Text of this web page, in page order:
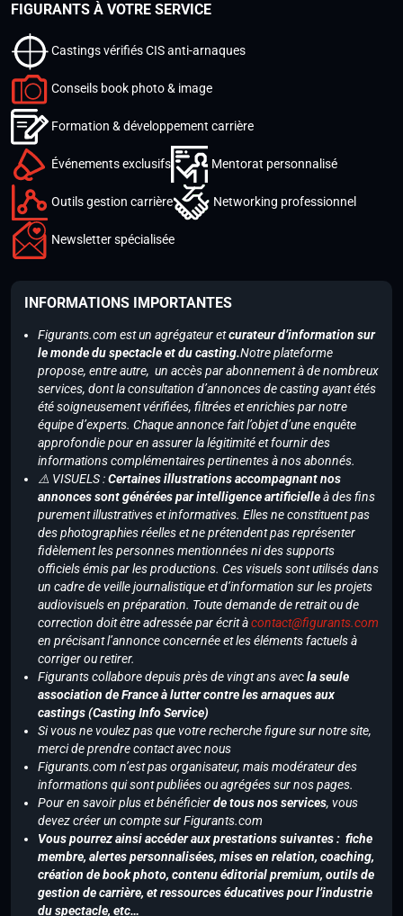
FIGURANTS À VOTRE SERVICE
Castings vérifiés CIS anti-arnaques
Conseils book photo & image
Formation & développement carrière
Événements exclusifs Mentorat personnalisé
Outils gestion carrière Networking professionnel
Newsletter spécialisée
INFORMATIONS IMPORTANTES
Figurants.com est un agrégateur etcurateur d’information sur
le monde du spectacle et du casting.Notre plateforme
propose, entre autre, un accès par abonnement à de nombreux
services, dont la consultation d’annonces de casting ayant étés
été soigneusement vérifiées, filtrées et enrichies par notre
équipe d’experts. Chaque annonce fait l’objet d’une enquête
approfondie pour en assurer la légitimité et fournir des
informations complémentaires pertinentes à nos abonnés.
⚠️ VISUELS :Certaines illustrations accompagnant nos
annonces sont générées par intelligence artificielleà des fins
purement illustratives et informatives. Elles ne constituent pas
des photographies réelles et ne prétendent pas représenter
fidèlement les personnes mentionnées ni des supports
officiels émis par les productions. Ces visuels sont utilisés dans
un cadre de veille journalistique et d’information sur les projets
audiovisuels en préparation. Toute demande de retrait ou de
correction doit être adressée par écrit àcontact@figurants.com
en précisant l’annonce concernée et les éléments factuels à
corriger ou retirer.
Figurants collabore depuis près de vingt ans avecla seule
association de France à lutter contre les arnaques aux
castings (Casting Info Service)
Si vous ne voulez pas que votre recherche figure sur notre site,
merci de prendre contact avec nous
Figurants.com n’est pas organisateur, mais modérateur des
informations qui sont publiées ou agrégées sur nos pages.
Pour en savoir plus et bénéficierde tous nos services, vous
devez créer un compte sur Figurants.com
Vous pourrez ainsi accéder aux prestations suivantes : fiche
membre, alertes personnalisées, mises en relation, coaching,
création de book photo, contenu éditorial premium, outils de
gestion de carrière, et ressources éducatives pour l’industrie
du spectacle, etc…